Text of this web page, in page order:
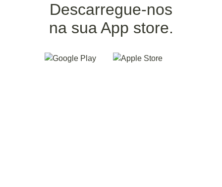
Descarregue-nos
na sua App store.